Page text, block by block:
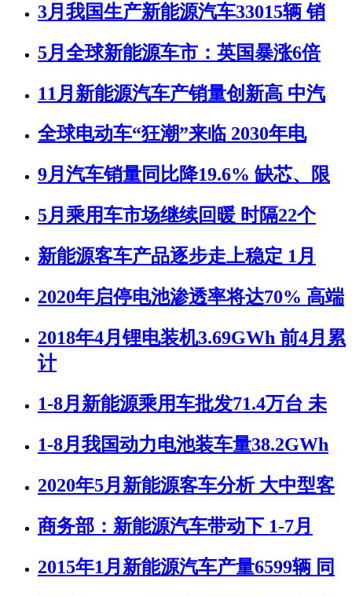
3月我国生产新能源汽车33015辆 销
5月全球新能源车市：英国暴涨6倍
11月新能源汽车产销量创新高 中汽
全球电动车“狂潮”来临 2030年电
9月汽车销量同比降19.6% 缺芯、限
5月乘用车市场继续回暖 时隔22个
新能源客车产品逐步走上稳定 1月
2020年启停电池渗透率将达70% 高端
2018年4月锂电装机3.69GWh 前4月累
计
1-8月新能源乘用车批发71.4万台 未
1-8月我国动力电池装车量38.2GWh
2020年5月新能源客车分析 大中型客
商务部：新能源汽车带动下 1-7月
2015年1月新能源汽车产量6599辆 同